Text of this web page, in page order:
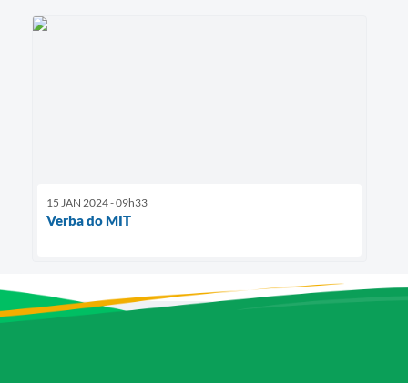
15 JAN 2024 - 09h33
Verba do MIT